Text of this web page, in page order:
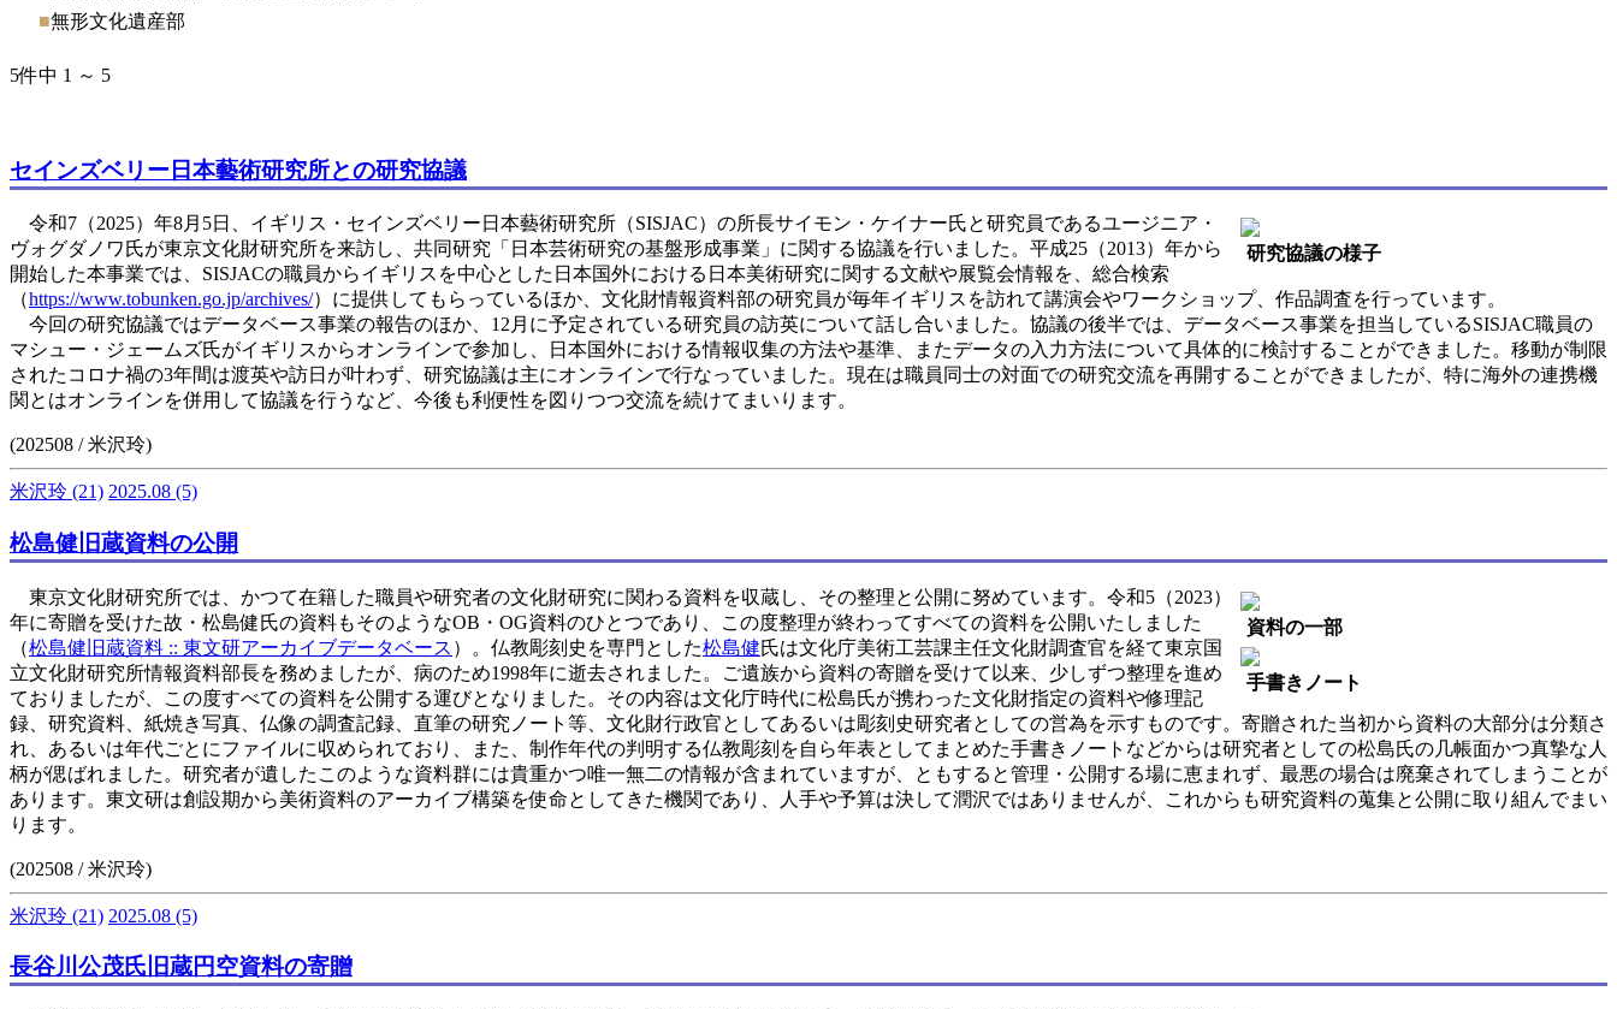
■無形文化遺産部
5件中 1 ～ 5
セインズベリー日本藝術研究所との研究協議
研究協議の様子
令和7（2025）年8月5日、イギリス・セインズベリー日本藝術研究所（SISJAC）の所長サイモン・ケイナー氏と研究員であるユージニア・
ヴォグダノワ氏が東京文化財研究所を来訪し、共同研究「日本芸術研究の基盤形成事業」に関する協議を行いました。平成25（2013）年から
開始した本事業では、SISJACの職員からイギリスを中心とした日本国外における日本美術研究に関する文献や展覧会情報を、総合検索
（https://www.tobunken.go.jp/archives/）に提供してもらっているほか、文化財情報資料部の研究員が毎年イギリスを訪れて講演会やワークショップ、作品調査を行っています。
今回の研究協議ではデータベース事業の報告のほか、12月に予定されている研究員の訪英について話し合いました。協議の後半では、データベース事業を担当しているSISJAC職員の
マシュー・ジェームズ氏がイギリスからオンラインで参加し、日本国外における情報収集の方法や基準、またデータの入力方法について具体的に検討することができました。移動が制限
されたコロナ禍の3年間は渡英や訪日が叶わず、研究協議は主にオンラインで行なっていました。現在は職員同士の対面での研究交流を再開することができましたが、特に海外の連携機
関とはオンラインを併用して協議を行うなど、今後も利便性を図りつつ交流を続けてまいります。
(202508 / 米沢玲)
米沢玲 (21) 2025.08 (5)
松島健旧蔵資料の公開
資料の一部
手書きノート
東京文化財研究所では、かつて在籍した職員や研究者の文化財研究に関わる資料を収蔵し、その整理と公開に努めています。令和5（2023）
年に寄贈を受けた故・松島健氏の資料もそのようなOB・OG資料のひとつであり、この度整理が終わってすべての資料を公開いたしました
（松島健旧蔵資料 :: 東文研アーカイブデータベース ）。仏教彫刻史を専門とした松島健氏は文化庁美術工芸課主任文化財調査官を経て東京国
立文化財研究所情報資料部長を務めましたが、病のため1998年に逝去されました。ご遺族から資料の寄贈を受けて以来、少しずつ整理を進め
ておりましたが、この度すべての資料を公開する運びとなりました。その内容は文化庁時代に松島氏が携わった文化財指定の資料や修理記
録、研究資料、紙焼き写真、仏像の調査記録、直筆の研究ノート等、文化財行政官としてあるいは彫刻史研究者としての営為を示すものです。寄贈された当初から資料の大部分は分類さ
れ、あるいは年代ごとにファイルに収められており、また、制作年代の判明する仏教彫刻を自ら年表としてまとめた手書きノートなどからは研究者としての松島氏の几帳面かつ真摯な人
柄が偲ばれました。研究者が遺したこのような資料群には貴重かつ唯一無二の情報が含まれていますが、ともすると管理・公開する場に恵まれず、最悪の場合は廃棄されてしまうことが
あります。東文研は創設期から美術資料のアーカイブ構築を使命としてきた機関であり、人手や予算は決して潤沢ではありませんが、これからも研究資料の蒐集と公開に取り組んでまい
ります。
(202508 / 米沢玲)
米沢玲 (21) 2025.08 (5)
長谷川公茂氏旧蔵円空資料の寄贈